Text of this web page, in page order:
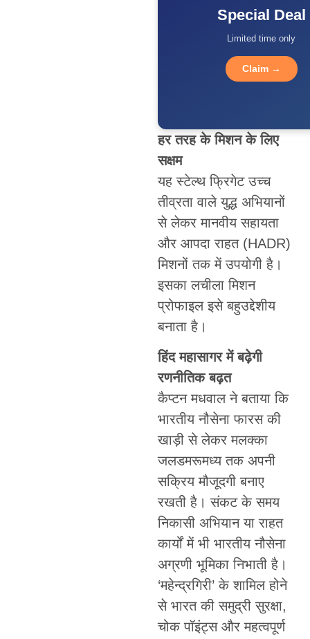
Special Deal
Limited time only
Claim →
हर तरह के मिशन के लिए
सक्षम
यह स्टेल्थ फ्रिगेट उच्च
तीव्रता वाले युद्ध अभियानों
से लेकर मानवीय सहायता
और आपदा राहत (HADR)
मिशनों तक में उपयोगी है।
इसका लचीला मिशन
प्रोफाइल इसे बहुउद्देशीय
बनाता है।
हिंद महासागर में बढ़ेगी
रणनीतिक बढ़त
कैप्टन मधवाल ने बताया कि
भारतीय नौसेना फारस की
खाड़ी से लेकर मलक्का
जलडमरूमध्य तक अपनी
सक्रिय मौजूदगी बनाए
रखती है। संकट के समय
निकासी अभियान या राहत
कार्यों में भी भारतीय नौसेना
अग्रणी भूमिका निभाती है।
‘महेन्द्रगिरी’ के शामिल होने
से भारत की समुद्री सुरक्षा,
चोक पॉइंट्स और महत्वपूर्ण